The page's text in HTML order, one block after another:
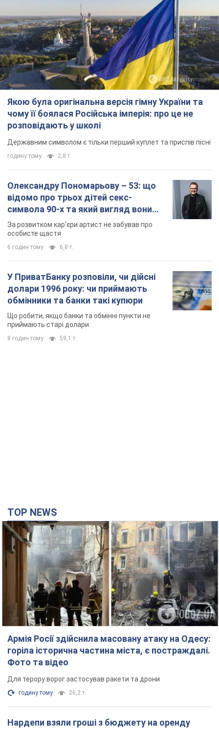
Якою була оригінальна версія гімну України та
чому її боялася Російська імперія: про це не
розповідають у школі
Державним символом є тільки перший куплет та приспів пісні
годину тому 2,8 т.
Олександру Пономарьову – 53: що
відомо про трьох дітей секс-
символа 90-х та який вигляд вони
мають
За розвитком кар'єри артист не забував про
особисте щастя
6 годин тому 6,8 т.
У ПриватБанку розповіли, чи дійсні
долари 1996 року: чи приймають
обмінники та банки такі купюри
Що робити, якщо банки та обмінні пункти не
приймають старі долари
8 годин тому 59,1 т.
TOP NEWS
Армія Росії здійснила масовану атаку на Одесу:
горіла історична частина міста, є постраждалі.
Фото та відео
Для терору ворог застосував ракети та дрони
годину тому 26,2 т.
Нардепи взяли гроші з бюджету на оренду